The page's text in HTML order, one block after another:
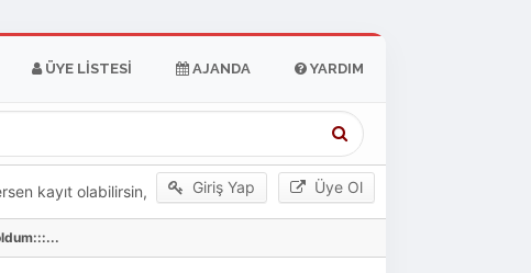
ÜYE LISTESI AJANDA YARDIM
Giriş Yap Üye Ol
kayıt olabilirsin,